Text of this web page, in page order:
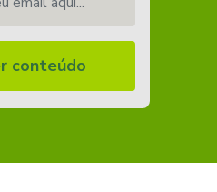
conteúdo